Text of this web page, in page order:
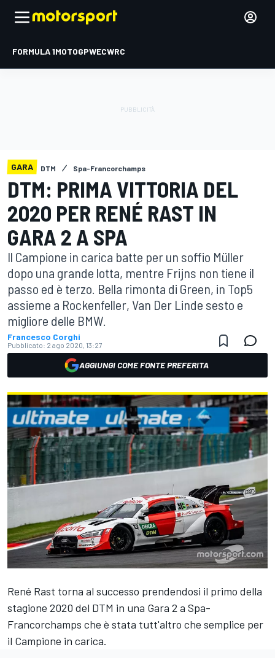
FORMULA 1MOTOGPWECWRC
GARA DTM Spa-Francorchamps
DTM: PRIMA VITTORIA DEL
2020 PER RENÉ RAST IN
GARA 2 A SPA
Il Campione in carica batte per un soffio Müller
dopo una grande lotta, mentre Frijns non tiene il
passo ed è terzo. Bella rimonta di Green, in Top5
assieme a Rockenfeller, Van Der Linde sesto e
migliore delle BMW.
Francesco Corghi
Pubblicato: 2 ago 2020, 13:27
AGGIUNGI COME FONTE PREFERITA
René Rast torna al successo prendendosi il primo della
stagione 2020 del DTM in una Gara 2 a Spa-
Francorchamps che è stata tutt'altro che semplice per
il Campione in carica.